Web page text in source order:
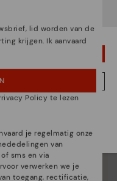
STATEN BLIJVEN
ZIEN
lid worden van de
krijgen. Ik aanvaard
Policy te lezen
je regelmatig onze
van
sms en via
verwerken we je
toegang, rectificatie,